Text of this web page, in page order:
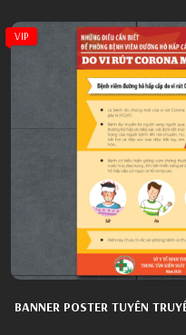
VIP
BANNER POSTER TUYÊN